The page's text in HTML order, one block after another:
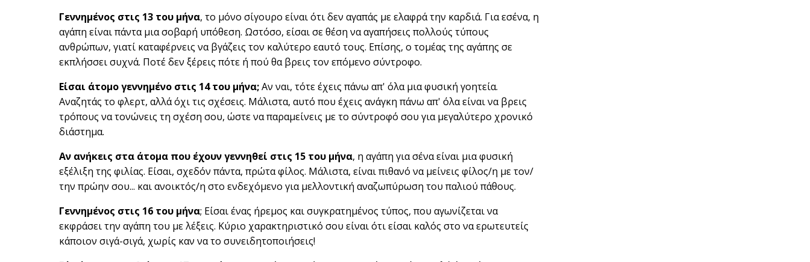
Γεννημένος στις 13 του μήνα, το μόνο σίγουρο είναι ότι δεν αγαπάς με ελαφρά την καρδιά. Για εσένα, η
αγάπη είναι πάντα μια σοβαρή υπόθεση. Ωστόσο, είσαι σε θέση να αγαπήσεις πολλούς τύπους
ανθρώπων, γιατί καταφέρνεις να βγάζεις τον καλύτερο εαυτό τους. Επίσης, ο τομέας της αγάπης σε
εκπλήσσει συχνά. Ποτέ δεν ξέρεις πότε ή πού θα βρεις τον επόμενο σύντροφο.
Είσαι άτομο γεννημένο στις 14 του μήνα;Αν ναι, τότε έχεις πάνω απ' όλα μια φυσική γοητεία.
Αναζητάς το φλερτ, αλλά όχι τις σχέσεις. Μάλιστα, αυτό που έχεις ανάγκη πάνω απ' όλα είναι να βρεις
τρόπους να τονώνεις τη σχέση σου, ώστε να παραμείνεις με το σύντροφό σου για μεγαλύτερο χρονικό
διάστημα.
Αν ανήκεις στα άτομα που έχουν γεννηθεί στις 15 του μήνα, η αγάπη για σένα είναι μια φυσική
εξέλιξη της φιλίας. Είσαι, σχεδόν πάντα, πρώτα φίλος. Μάλιστα, είναι πιθανό να μείνεις φίλος/η με τον/
την πρώην σου... και ανοικτός/η στο ενδεχόμενο για μελλοντική αναζωπύρωση του παλιού πάθους.
Γεννημένος στις 16 του μήνα; Είσαι ένας ήρεμος και συγκρατημένος τύπος, που αγωνίζεται να
εκφράσει την αγάπη του με λέξεις. Κύριο χαρακτηριστικό σου είναι ότι είσαι καλός στο να ερωτευτείς
κάποιον σιγά-σιγά, χωρίς καν να το συνειδητοποιήσεις!